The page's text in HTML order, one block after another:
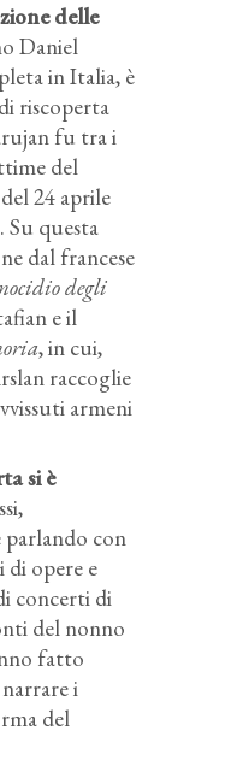
delle
Daniel
in Italia, è
riscoperta
fu tra i
del
24 aprile
Su questa
dal francese
degli
e il
, in cui,
raccoglie
armeni
si è
con
opere e
concerti di
del nonno
fatto
i
del